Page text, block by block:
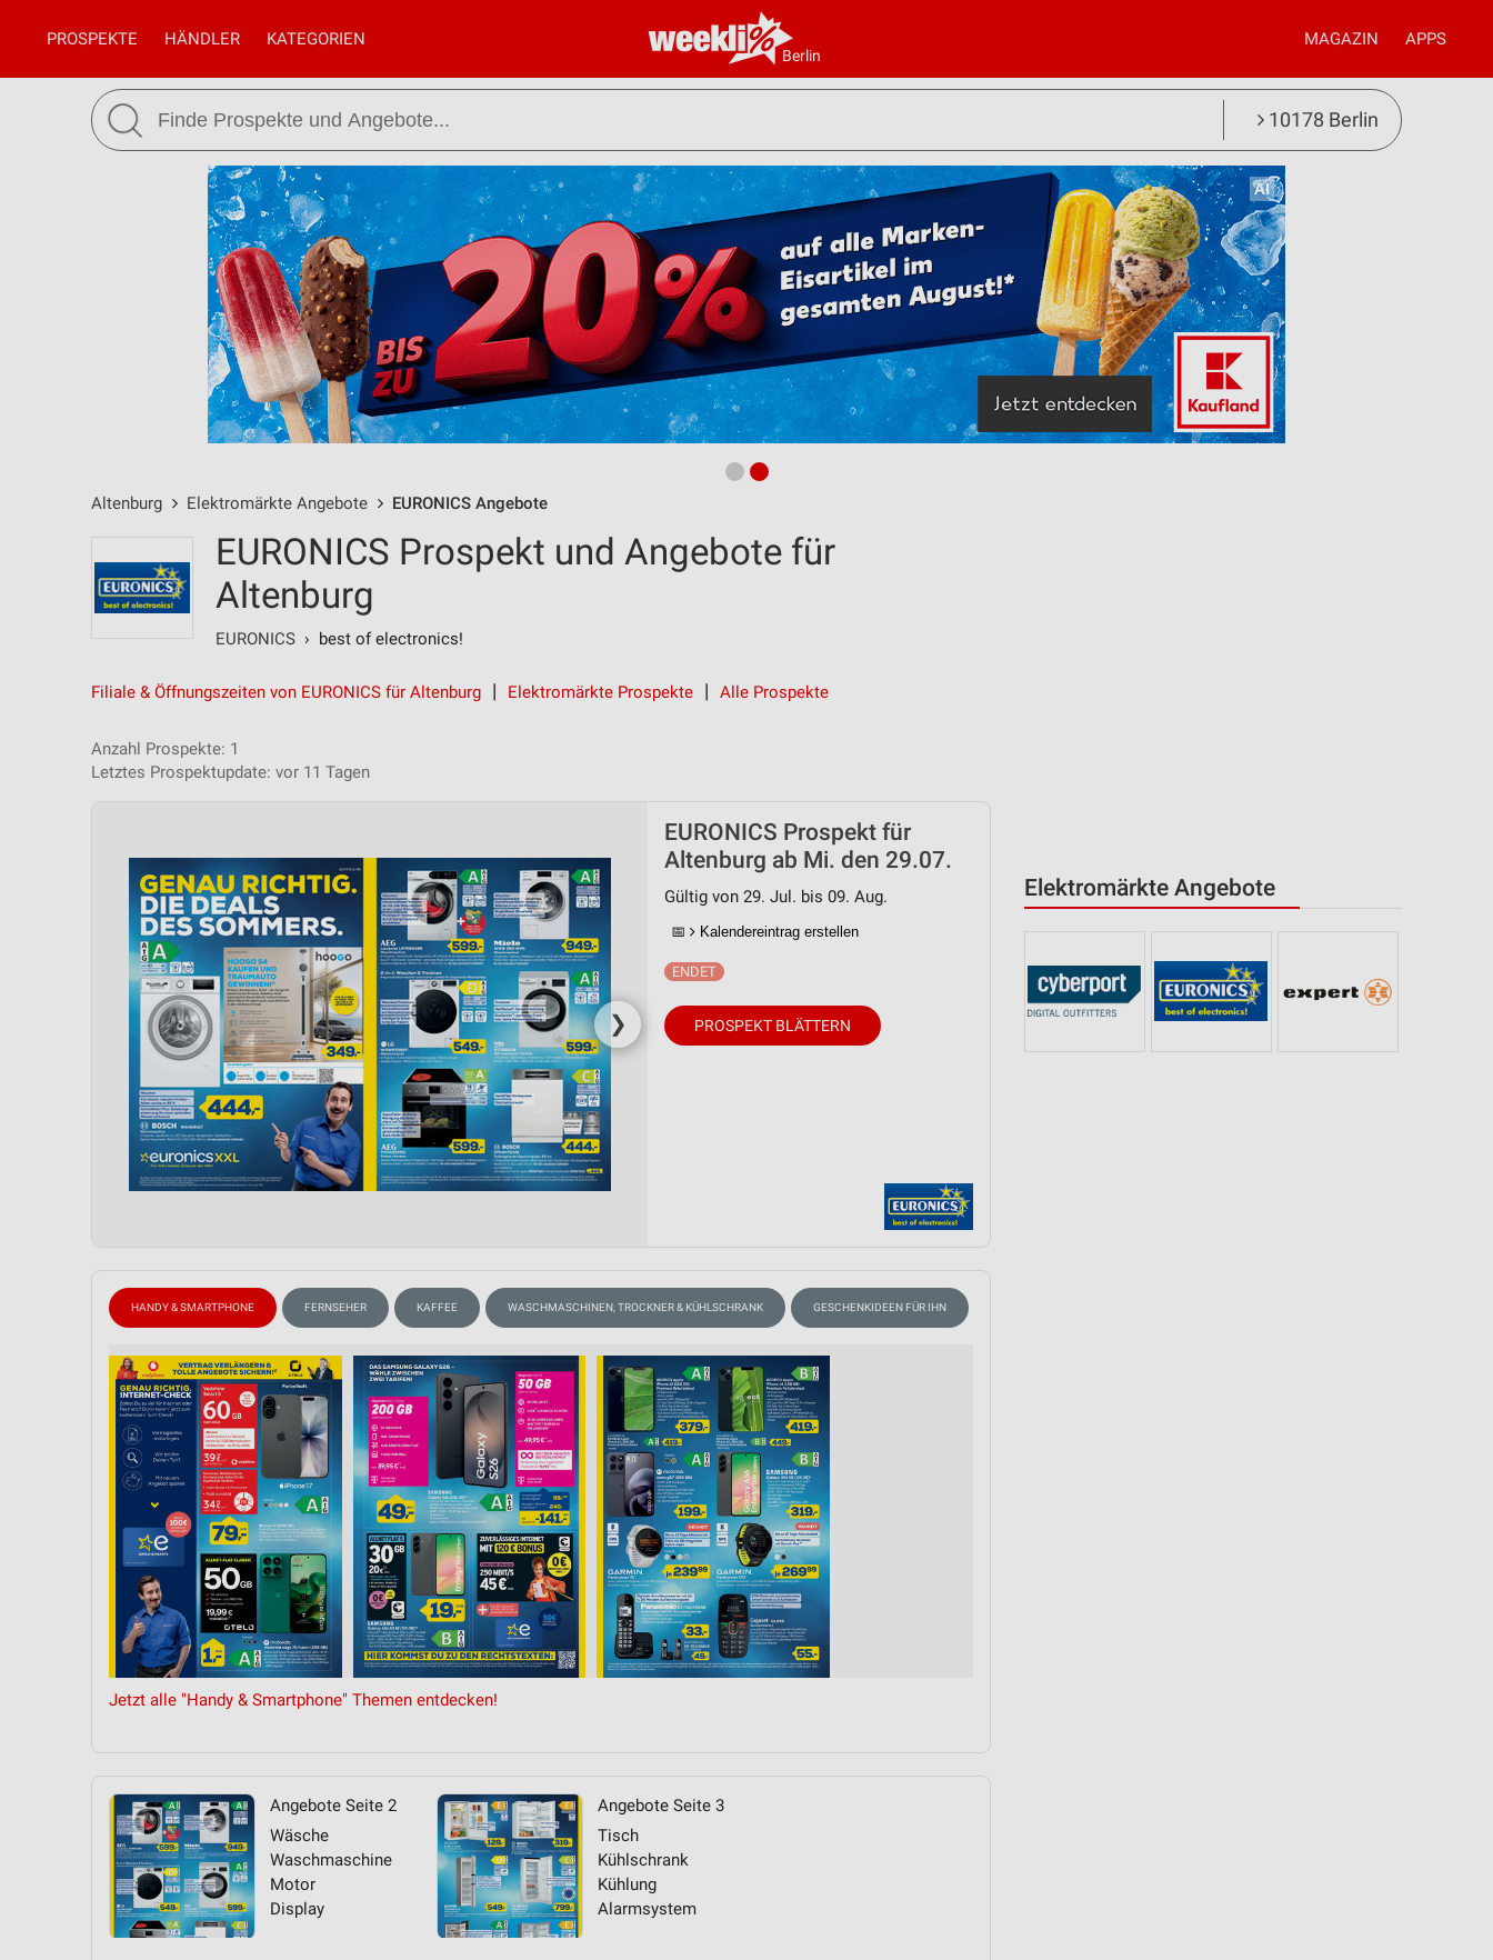
Berlin
PROSPEKTE HÄNDLER KATEGORIEN MAGAZIN APPS
10178 Berlin
Altenburg Elektromärkte Angebote EURONICS Angebote
Elektromärkte Angebote
EURONICS Prospekt und Angebote für
Altenburg
EURONICS › best of electronics!
Filiale & Öffnungszeiten von EURONICS für Altenburg Elektromärkte Prospekte Alle Prospekte
Anzahl Prospekte: 1
Letztes Prospektupdate: vor 11 Tagen
❯
EURONICS Prospekt für
Altenburg ab Mi. den 29.07.
Gültig von 29. Jul. bis 09. Aug.
📅 Kalendereintrag erstellen
PROSPEKT BLÄTTERN
HANDY & SMARTPHONE FERNSEHER KAFFEE WASCHMASCHINEN, TROCKNER & KÜHLSCHRANK GESCHENKIDEEN FÜR IHN
Jetzt alle "Handy & Smartphone" Themen entdecken!
Angebote Seite 2
Wäsche
Waschmaschine
Motor
Display
Angebote Seite 3
Tisch
Kühlschrank
Kühlung
Alarmsystem